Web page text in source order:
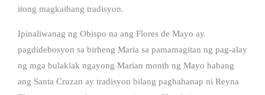
itong magkaibang tradisyon.
Ipinaliwanag ng Obispo na ang Flores de Mayo ay
pagdidebosyon sa birheng Maria sa pamamagitan ng pag-alay
ng mga bulaklak ngayong Marian month ng Mayo habang
ang Santa Cruzan ay tradisyon bilang paghahanap ni Reyna